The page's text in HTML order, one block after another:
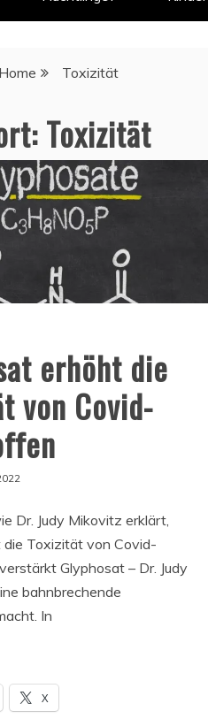
Home Toxizität
Toxizität
erhöht die
von Covid-
Dr. Judy Mikovitz erklärt,
Toxizität von Covid-
Glyphosat – Dr. Judy
bahnbrechende
In
X